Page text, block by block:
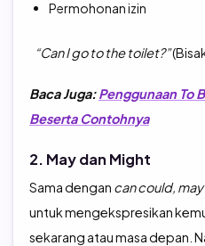
Permohonan izin
“Can I go to the toilet?”
Baca Juga:Penggunaan To
Beserta Contohnya
2. May dan Might
Sama dengan can could, may
untuk mengekspresikan
sekarang atau masa depan.